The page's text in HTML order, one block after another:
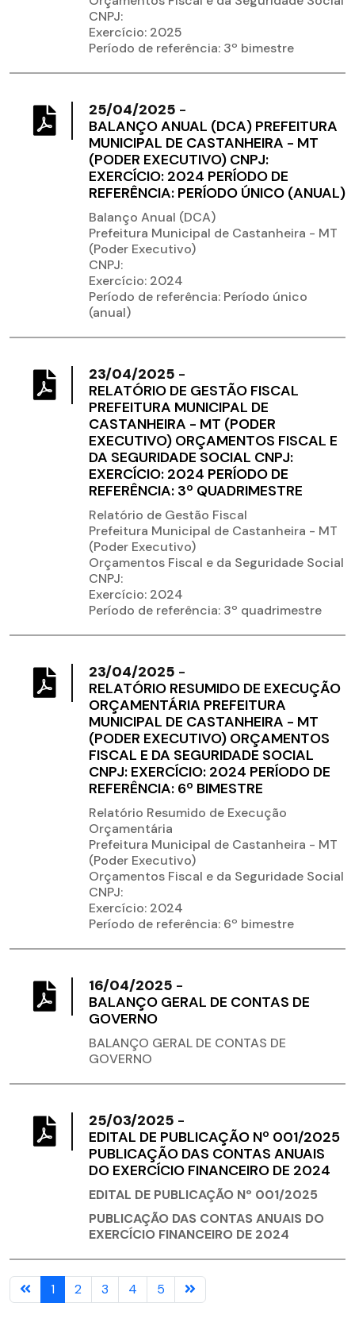
CNPJ:
Exercício: 2025
Período de referência: 3º bimestre
25/04/2025 -
BALANÇO ANUAL (DCA) PREFEITURA
MUNICIPAL DE CASTANHEIRA - MT
(PODER EXECUTIVO) CNPJ:
EXERCÍCIO: 2024 PERÍODO DE
REFERÊNCIA: PERÍODO ÚNICO (ANUAL)
Balanço Anual (DCA)
Prefeitura Municipal de Castanheira - MT
(Poder Executivo)
CNPJ:
Exercício: 2024
Período de referência: Período único
(anual)
23/04/2025 -
RELATÓRIO DE GESTÃO FISCAL
PREFEITURA MUNICIPAL DE
CASTANHEIRA - MT (PODER
EXECUTIVO) ORÇAMENTOS FISCAL E
DA SEGURIDADE SOCIAL CNPJ:
EXERCÍCIO: 2024 PERÍODO DE
REFERÊNCIA: 3º QUADRIMESTRE
Relatório de Gestão Fiscal
Prefeitura Municipal de Castanheira - MT
(Poder Executivo)
Orçamentos Fiscal e da Seguridade Social
CNPJ:
Exercício: 2024
Período de referência: 3º quadrimestre
23/04/2025 -
RELATÓRIO RESUMIDO DE EXECUÇÃO
ORÇAMENTÁRIA PREFEITURA
MUNICIPAL DE CASTANHEIRA - MT
(PODER EXECUTIVO) ORÇAMENTOS
FISCAL E DA SEGURIDADE SOCIAL
CNPJ: EXERCÍCIO: 2024 PERÍODO DE
REFERÊNCIA: 6º BIMESTRE
Relatório Resumido de Execução
Orçamentária
Prefeitura Municipal de Castanheira - MT
(Poder Executivo)
Orçamentos Fiscal e da Seguridade Social
CNPJ:
Exercício: 2024
Período de referência: 6º bimestre
16/04/2025 -
BALANÇO GERAL DE CONTAS DE
GOVERNO
BALANÇO GERAL DE CONTAS DE
GOVERNO
25/03/2025 -
EDITAL DE PUBLICAÇÃO Nº 001/2025
PUBLICAÇÃO DAS CONTAS ANUAIS
DO EXERCÍCIO FINANCEIRO DE 2024
EDITAL DE PUBLICAÇÃO Nº 001/2025
PUBLICAÇÃO DAS CONTAS ANUAIS DO
EXERCÍCIO FINANCEIRO DE 2024
1 2 3 4 5